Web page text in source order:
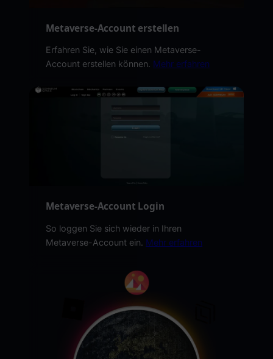
Metaverse-Account erstellen
Erfahren Sie, wie Sie einen Metaverse-
Account erstellen können. Mehr erfahren
Metaverse-Account Login
So loggen Sie sich wieder in Ihren
Metaverse-Account ein. Mehr erfahren